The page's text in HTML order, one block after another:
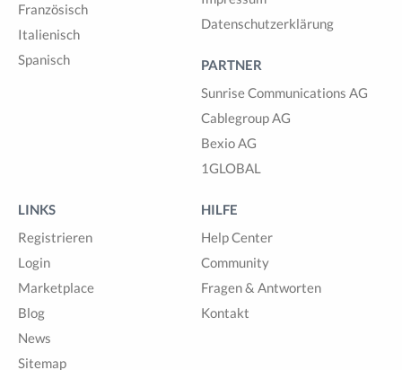
Französisch
Italienisch
Spanisch
Datenschutzerklärung
PARTNER
Sunrise Communications AG
Cablegroup AG
Bexio AG
1GLOBAL
LINKS
Registrieren
Login
Marketplace
Blog
News
Sitemap
HILFE
Help Center
Community
Fragen & Antworten
Kontakt